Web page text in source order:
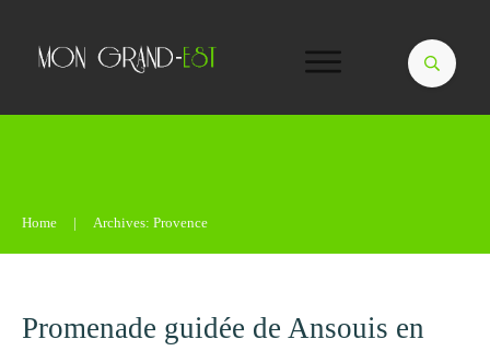
Home | Archives: Provence
Promenade guidée de Ansouis en